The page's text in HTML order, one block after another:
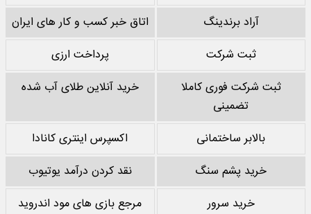
آراد برندینگ
اتاق خبر کسب و کار های ایران
ثبت شرکت
پرداخت ارزی
ثبت شرکت فوری کاملا
تضمینی
خرید آنلاین طلای آب شده
بالابر ساختمانی
اکسپرس اینتری کانادا
خرید پشم سنگ
نقد کردن درآمد یوتیوب
خرید سرور
مرجع بازی های مود اندروید